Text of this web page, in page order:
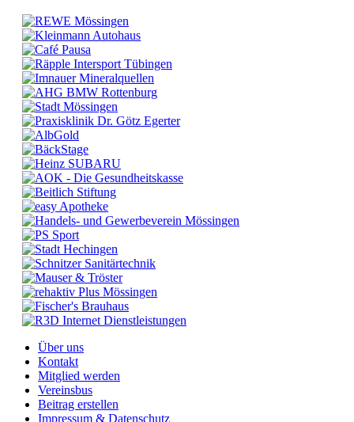
Über uns
Kontakt
Mitglied werden
Vereinsbus
Beitrag erstellen
Impressum & Datenschutz